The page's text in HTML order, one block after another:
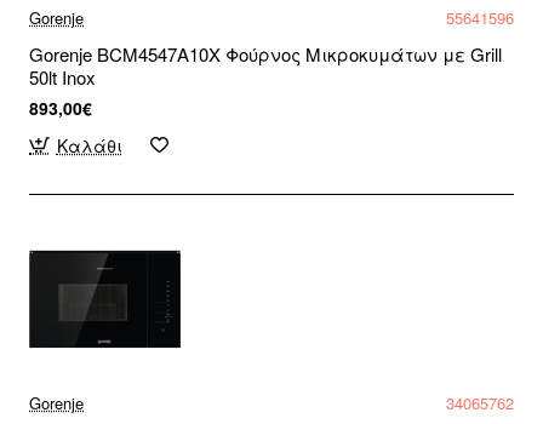
Gorenje 55641596
Gorenje BCM4547A10X Φούρνος Μικροκυμάτων με Grill
50lt Inox
893,00€
Καλάθι
Gorenje 34065762